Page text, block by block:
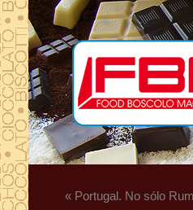
« Portugal. No sólo